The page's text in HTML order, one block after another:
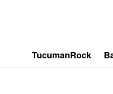
TucumanRock